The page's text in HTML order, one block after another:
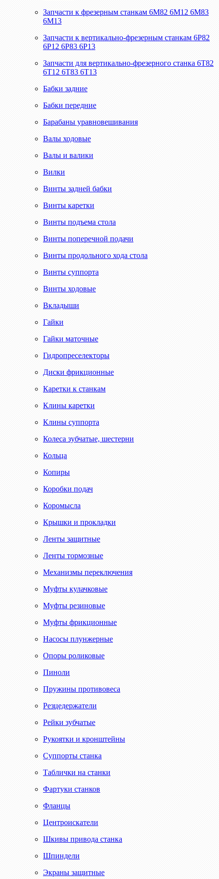
Запчасти к фрезерным станкам 6М82 6М12 6М83
6М13
Запчасти к вертикально-фрезерным станкам 6Р82
6Р12 6Р83 6Р13
Запчасти для вертикально-фрезерного станка 6Т82
6Т12 6Т83 6Т13
Бабки задние
Бабки передние
Барабаны уравновешивания
Валы ходовые
Валы и валики
Вилки
Винты задней бабки
Винты каретки
Винты подъема стола
Винты поперечной подачи
Винты продольного хода стола
Винты суппорта
Винты ходовые
Вкладыши
Гайки
Гайки маточные
Гидропреселекторы
Диски фрикционные
Каретки к станкам
Клины каретки
Клины суппорта
Колеса зубчатые, шестерни
Кольца
Копиры
Коробки подач
Коромысла
Крышки и прокладки
Ленты защитные
Ленты тормозные
Механизмы переключения
Муфты кулачковые
Муфты резиновые
Муфты фрикционные
Насосы плунжерные
Опоры роликовые
Пиноли
Пружины противовеса
Резцедержатели
Рейки зубчатые
Рукоятки и кронштейны
Суппорты станка
Таблички на станки
Фартуки станков
Фланцы
Центроискатели
Шкивы привода станка
Шпиндели
Экраны защитные